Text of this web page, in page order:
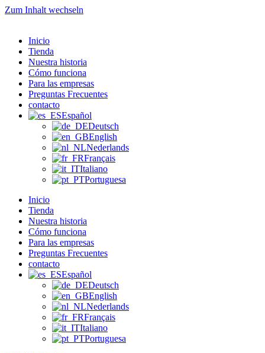
Zum Inhalt wechseln
Inicio
Tienda
Nuestra historia
Cómo funciona
Para las empresas
Preguntas Frecuentes
contacto
Español
Deutsch
English
Nederlands
Français
Italiano
Portuguesa
Inicio
Tienda
Nuestra historia
Cómo funciona
Para las empresas
Preguntas Frecuentes
contacto
Español
Deutsch
English
Nederlands
Français
Italiano
Portuguesa